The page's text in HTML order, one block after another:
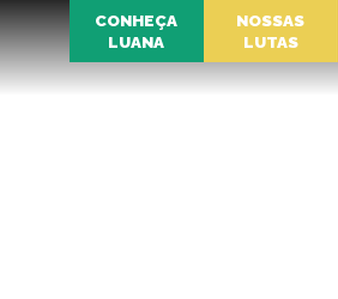
CONHEÇA
LUANA
NOSSAS
LUTAS